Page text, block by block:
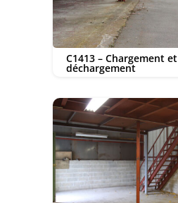
C1413 – Chargement et
déchargement